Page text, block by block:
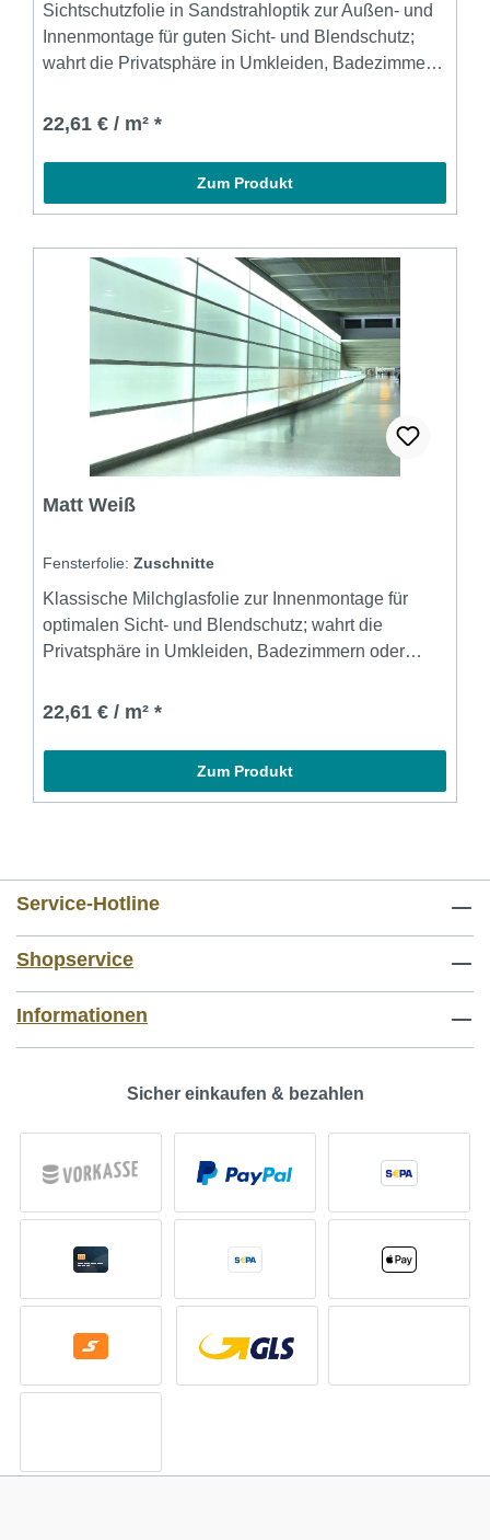
Sichtschutzfolie in Sandstrahloptik zur Außen- und
Innenmontage für guten Sicht- und Blendschutz;
wahrt die Privatsphäre in Umkleiden, Badezimmern
lichtdurchlässig, gute Plot-Eigenschaften,
22,61 € / m² *
Zum Produkt
Matt Weiß
Fensterfolie: Zuschnitte
Klassische Milchglasfolie zur Innenmontage für
optimalen Sicht- und Blendschutz; wahrt die
Privatsphäre in Umkleiden, Badezimmern oder
22,61 € / m² *
Zum Produkt
Service-Hotline
Shopservice
Informationen
Sicher einkaufen & bezahlen